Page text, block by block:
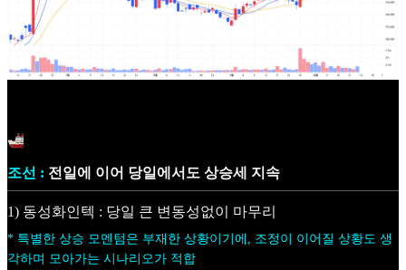
조선 : 전일에 이어 당일에서도 상승세 지속
1) 동성화인텍 : 당일 큰 변동성없이 마무리
* 특별한 상승 모멘텀은 부재한 상황이기에, 조정이 이어질 상황도 생
각하며 모아가는 시나리오가 적합